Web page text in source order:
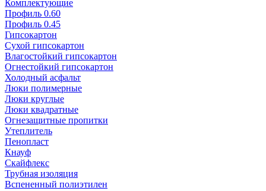
Комплектующие
Профиль 0.60
Профиль 0.45
Гипсокартон
Сухой гипсокартон
Влагостойкий гипсокартон
Огнестойкий гипсокартон
Холодный асфальт
Люки полимерные
Люки круглые
Люки квадратные
Огнезащитные пропитки
Утеплитель
Пенопласт
Кнауф
Скайфлекс
Трубная изоляция
Вспененный полиэтилен